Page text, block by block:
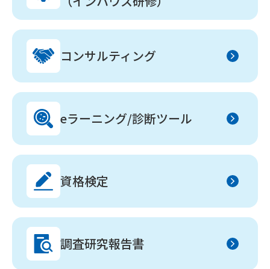
コンサルティング
eラーニング/診断ツール
資格検定
調査研究報告書